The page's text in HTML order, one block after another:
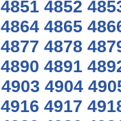
4851 4852
4864 4865
4877 4878
4890 4891
4903 4904
4916 4917